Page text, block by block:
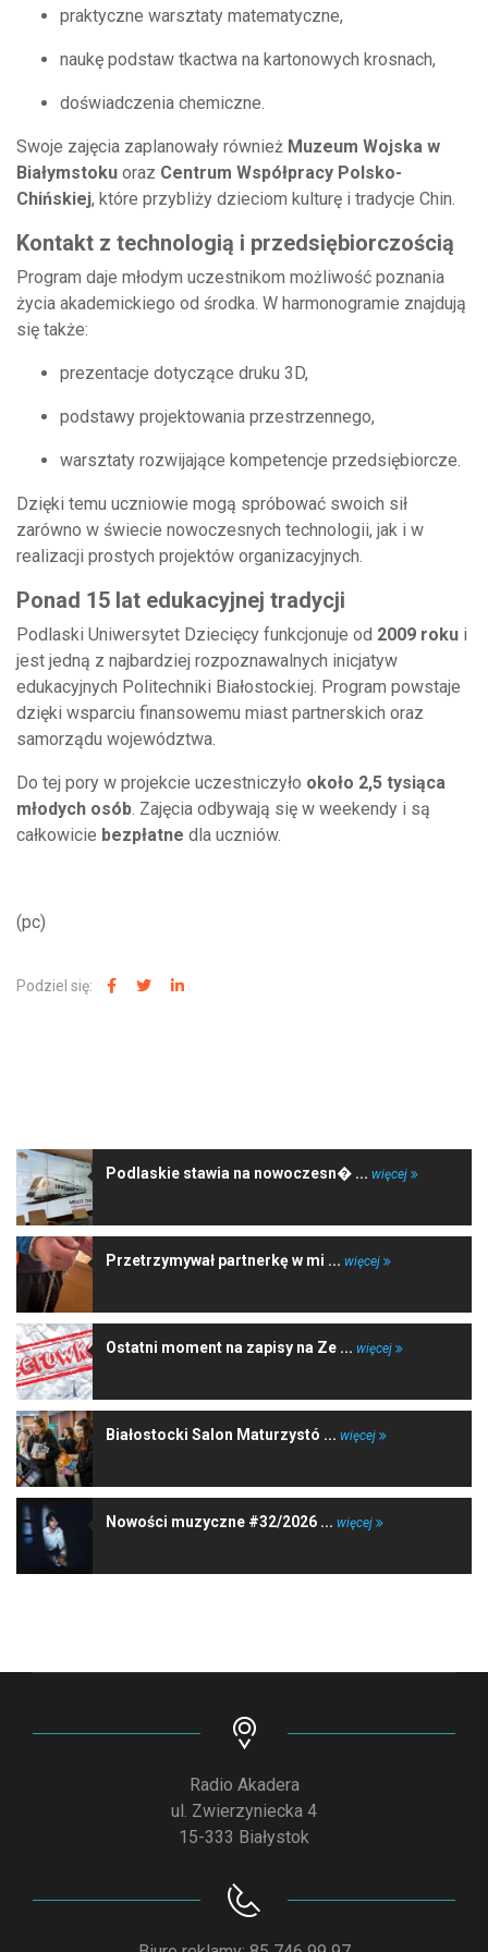
praktyczne warsztaty matematyczne,
naukę podstaw tkactwa na kartonowych krosnach,
doświadczenia chemiczne.
Swoje zajęcia zaplanowały również Muzeum Wojska w
Białymstoku oraz Centrum Współpracy Polsko-
Chińskiej, które przybliży dzieciom kulturę i tradycje Chin.
Kontakt z technologią i przedsiębiorczością
Program daje młodym uczestnikom możliwość poznania
życia akademickiego od środka. W harmonogramie znajdują
się także:
prezentacje dotyczące druku 3D,
podstawy projektowania przestrzennego,
warsztaty rozwijające kompetencje przedsiębiorcze.
Dzięki temu uczniowie mogą spróbować swoich sił
zarówno w świecie nowoczesnych technologii, jak i w
realizacji prostych projektów organizacyjnych.
Ponad 15 lat edukacyjnej tradycji
Podlaski Uniwersytet Dziecięcy funkcjonuje od 2009 roku i
jest jedną z najbardziej rozpoznawalnych inicjatyw
edukacyjnych Politechniki Białostockiej. Program powstaje
dzięki wsparciu finansowemu miast partnerskich oraz
samorządu województwa.
Do tej pory w projekcie uczestniczyło około 2,5 tysiąca
młodych osób. Zajęcia odbywają się w weekendy i są
całkowicie bezpłatne dla uczniów.
(pc)
Podziel się:
Podlaskie stawia na nowoczesn� ... więcej
Przetrzymywał partnerkę w mi ... więcej
Ostatni moment na zapisy na Ze ... więcej
Białostocki Salon Maturzystó ... więcej
Nowości muzyczne #32/2026 ... więcej
Radio Akadera
ul. Zwierzyniecka 4
15-333 Białystok